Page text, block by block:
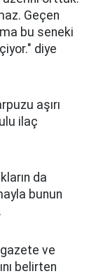
Geçen
bu seneki
diye
aşırı
ilaç
da
bunun
gazete ve
belirten